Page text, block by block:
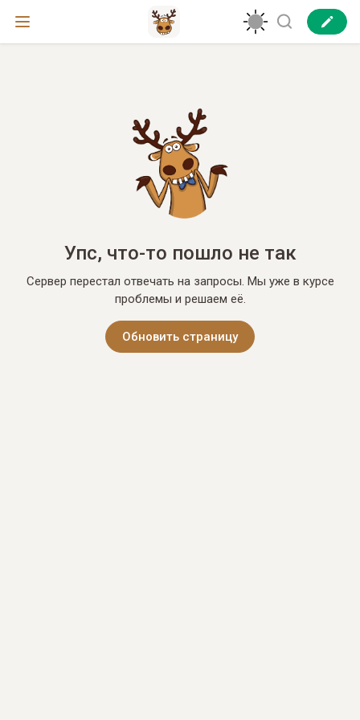
Упс, что-то пошло не так
Сервер перестал отвечать на запросы. Мы уже в курсе
проблемы и решаем её.
Обновить страницу